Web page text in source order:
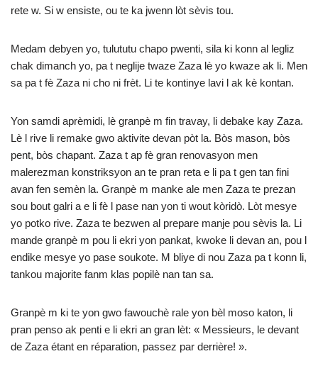
rete w. Si w ensiste, ou te ka jwenn lòt sèvis tou.
Medam debyen yo, tulututu chapo pwenti, sila ki konn al legliz
chak dimanch yo, pa t neglije twaze Zaza lè yo kwaze ak li. Men
sa pa t fè Zaza ni cho ni frèt. Li te kontinye lavi l ak kè kontan.
Yon samdi aprèmidi, lè granpè m fin travay, li debake kay Zaza.
Lè l rive li remake gwo aktivite devan pòt la. Bòs mason, bòs
pent, bòs chapant. Zaza t ap fè gran renovasyon men
malerezman konstriksyon an te pran reta e li pa t gen tan fini
avan fen semèn la. Granpè m manke ale men Zaza te prezan
sou bout galri a e li fè l pase nan yon ti wout kòridò. Lòt mesye
yo potko rive. Zaza te bezwen al prepare manje pou sèvis la. Li
mande granpè m pou li ekri yon pankat, kwoke li devan an, pou l
endike mesye yo pase soukote. M bliye di nou Zaza pa t konn li,
tankou majorite fanm klas popilè nan tan sa.
Granpè m ki te yon gwo fawouchè rale yon bèl moso katon, li
pran penso ak penti e li ekri an gran lèt: « Messieurs, le devant
de Zaza étant en réparation, passez par derrière! ».